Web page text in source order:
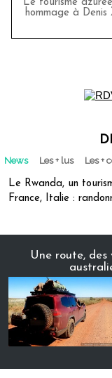
Le tourisme
hommage à Denis
News Les + lus Les +
Le Rwanda, un
France, Italie :
Une route, des